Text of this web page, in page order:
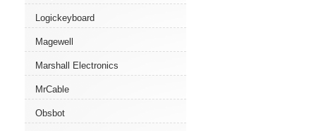
Logickeyboard
Magewell
Marshall Electronics
MrCable
Obsbot